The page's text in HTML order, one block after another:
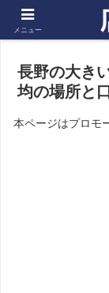
ホーム
長野の大き
均の場所と
本ページはプロモ
メニュー